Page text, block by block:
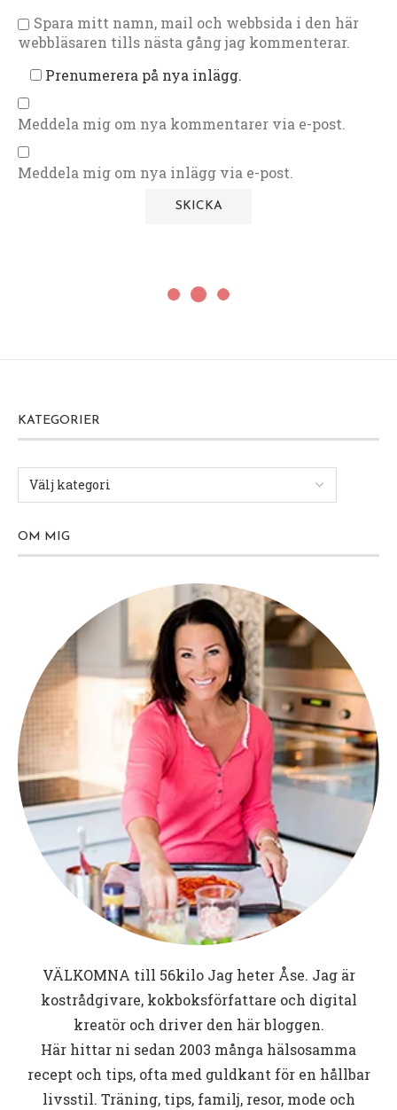
Spara mitt namn, mail och webbsida i den här
webbläsaren tills nästa gång jag kommenterar.
Prenumerera på nya inlägg.
Meddela mig om nya kommentarer via e-post.
Meddela mig om nya inlägg via e-post.
KATEGORIER
OM MIG
VÄLKOMNA till 56kiloJag heter Åse. Jag är
kostrådgivare, kokboksförfattare och digital
kreatör och driver den här bloggen.
Här hittar ni sedan 2003 många hälsosamma
recept och tips, ofta med guldkant för en hållbar
livsstil. Träning, tips, familj, resor, mode och